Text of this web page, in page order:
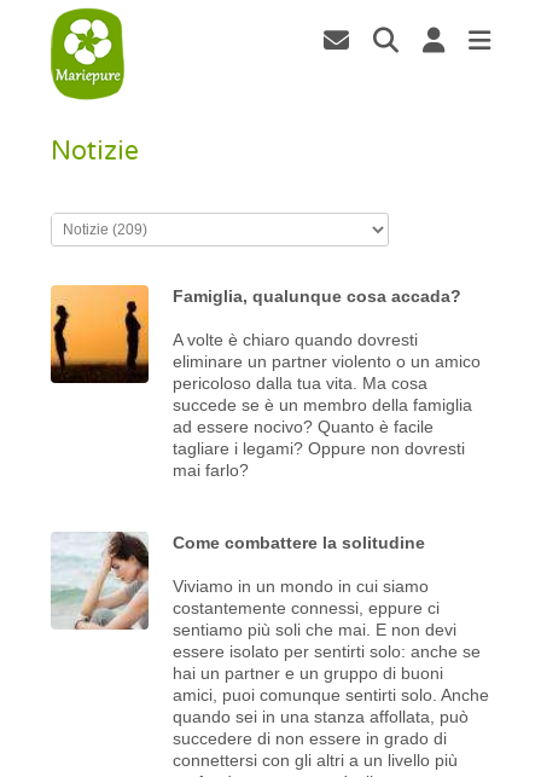
Notizie
Famiglia, qualunque cosa accada?
A volte è chiaro quando dovresti
eliminare un partner violento o un amico
pericoloso dalla tua vita. Ma cosa
succede se è un membro della famiglia
ad essere nocivo? Quanto è facile
tagliare i legami? Oppure non dovresti
mai farlo?
Come combattere la solitudine
Viviamo in un mondo in cui siamo
costantemente connessi, eppure ci
sentiamo più soli che mai. E non devi
essere isolato per sentirti solo: anche se
hai un partner e un gruppo di buoni
amici, puoi comunque sentirti solo. Anche
quando sei in una stanza affollata, può
succedere di non essere in grado di
connettersi con gli altri a un livello più